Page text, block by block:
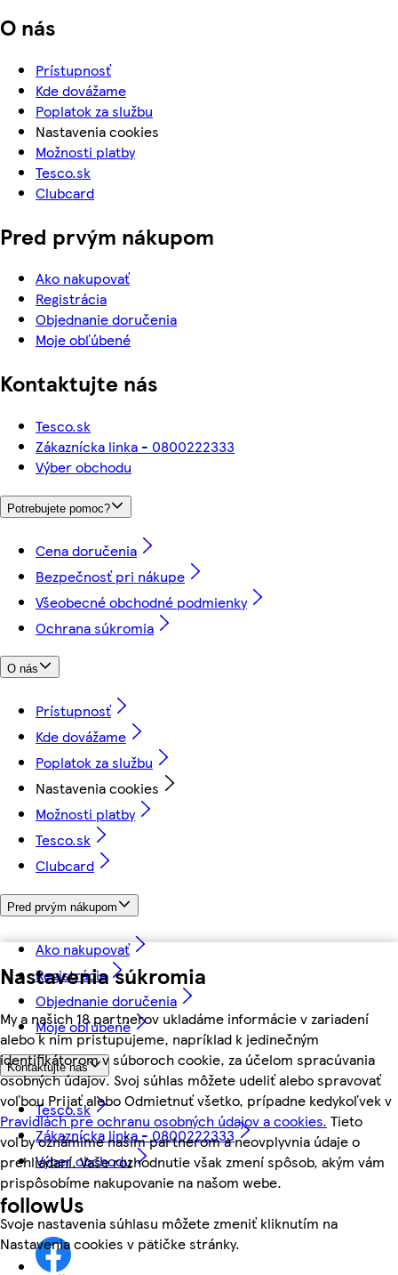
Nastavenia súkromia
My a našich 18 partnerov ukladáme informácie v zariadení
alebo k nim pristupujeme, napríklad k jedinečným
identifikátorom v súboroch cookie, za účelom spracúvania
osobných údajov. Svoj súhlas môžete udeliť alebo spravovať
voľbou Prijať alebo Odmietnuť všetko, prípadne kedykoľvek v
Pravidlách pre ochranu osobných údajov a cookies. Tieto
voľby oznámime našim partnerom a neovplyvnia údaje o
prehliadaní. Vaše rozhodnutie však zmení spôsob, akým vám
prispôsobíme nakupovanie na našom webe.
Svoje nastavenia súhlasu môžete zmeniť kliknutím na
Nastavenia cookies v pätičke stránky.
O nás
Prístupnosť
Kde dovážame
Poplatok za službu
Nastavenia cookies
Možnosti platby
Tesco.sk
Clubcard
Pred prvým nákupom
Ako nakupovať
Registrácia
Objednanie doručenia
Moje obľúbené
Kontaktujte nás
Tesco.sk
Zákaznícka linka - 0800222333
Výber obchodu
Potrebujete pomoc?
Cena doručenia
Bezpečnosť pri nákupe
Všeobecné obchodné podmienky
Ochrana súkromia
O nás
Prístupnosť
Kde dovážame
Poplatok za službu
Nastavenia cookies
Možnosti platby
Tesco.sk
Clubcard
Pred prvým nákupom
Ako nakupovať
Registrácia
Objednanie doručenia
Moje obľúbené
Kontaktujte nás
Tesco.sk
Zákaznícka linka - 0800222333
Výber obchodu
followUs